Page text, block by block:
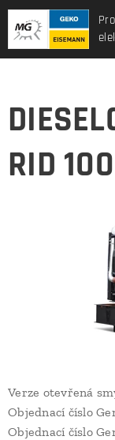
RID
Verze otevřená
Objednací číslo
Objednací číslo